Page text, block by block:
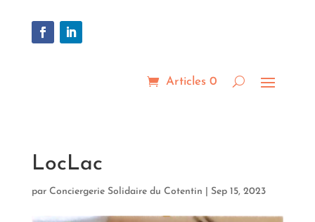
Articles 0
LocLac
par Conciergerie Solidaire du Cotentin Sep 15, 2023